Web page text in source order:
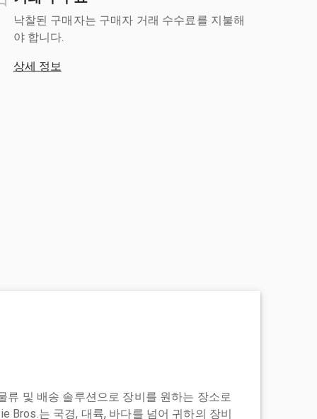
낙찰된 구매자는 구매자 거래 수수료를 지불해
야 합니다.
상세 정보
류 및 배송 솔루션으로 장비를 원하는 장소로
Bros.는 국경, 대륙, 바다를 넘어 귀하의 장비